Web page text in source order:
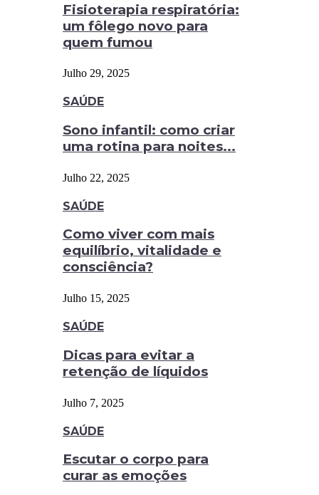
Fisioterapia respiratória:
um fôlego novo para
quem fumou
Julho 29, 2025
SAÚDE
Sono infantil: como criar
uma rotina para noites...
Julho 22, 2025
SAÚDE
Como viver com mais
equilíbrio, vitalidade e
consciência?
Julho 15, 2025
SAÚDE
Dicas para evitar a
retenção de líquidos
Julho 7, 2025
SAÚDE
Escutar o corpo para
curar as emoções